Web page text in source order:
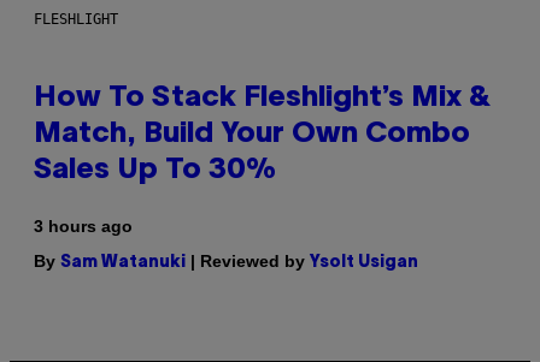
FLESHLIGHT
How To Stack Fleshlight’s Mix &
Match, Build Your Own Combo
Sales Up To 30%
3 hours ago
By Sam Watanuki | Reviewed by Ysolt Usigan